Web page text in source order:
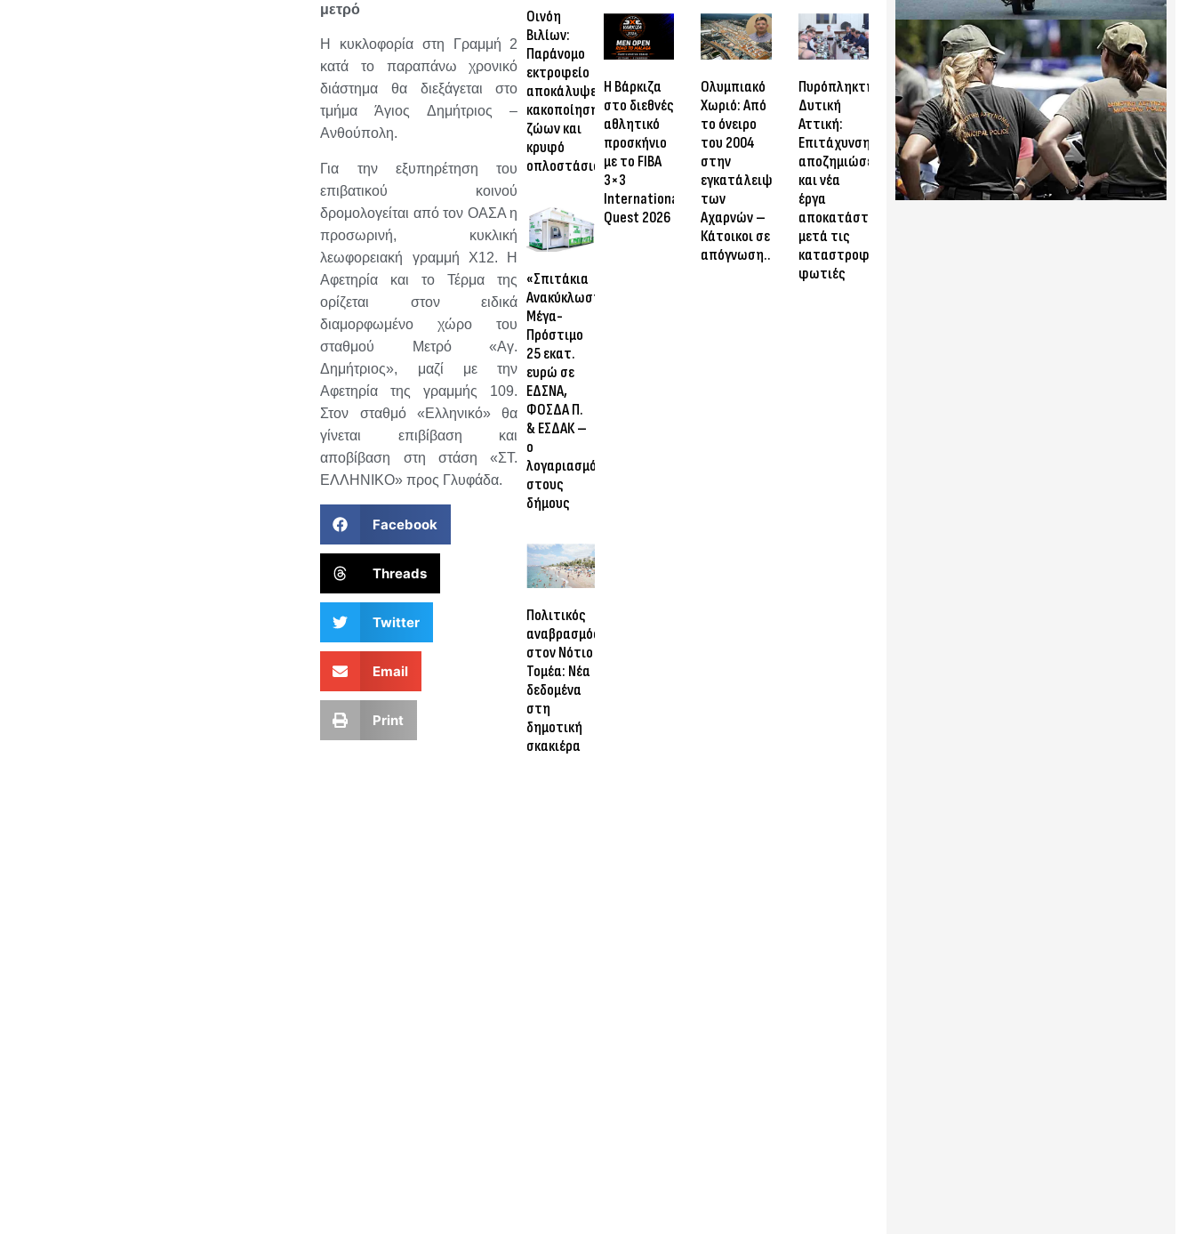
μετρό
Η κυκλοφορία στη Γραμμή 2
κατά το παραπάνω χρονικό
διάστημα θα διεξάγεται στο
τμήμα Άγιος Δημήτριος –
Ανθούπολη.
Για την εξυπηρέτηση του
επιβατικού κοινού
δρομολογείται από τον ΟΑΣΑ η
προσωρινή, κυκλική
λεωφορειακή γραμμή Χ12. Η
Αφετηρία και το Τέρμα της
ορίζεται στον ειδικά
διαμορφωμένο χώρο του
σταθμού Μετρό «Αγ.
Δημήτριος», μαζί με την
Αφετηρία της γραμμής 109.
Στον σταθμό «Ελληνικό» θα
γίνεται επιβίβαση και
αποβίβαση στη στάση «ΣΤ.
ΕΛΛΗΝΙΚΟ» προς Γλυφάδα.
Facebook
Threads
Twitter
Email
Print
Οινόη
Βιλίων:
Παράνομο
εκτροφείο
αποκάλυψε
κακοποίηση
ζώων και
κρυφό
οπλοστάσιο
«Σπιτάκια
Ανακύκλωσης»:
Μέγα-
Πρόστιμο
25 εκατ.
ευρώ σε
ΕΔΣΝΑ,
ΦΟΣΔΑ Π.
& ΕΣΔΑΚ –
ο
λογαριασμός
στους
δήμους
Πολιτικός
αναβρασμός
στον Νότιο
Τομέα: Νέα
δεδομένα
στη
δημοτική
σκακιέρα
Η Βάρκιζα
στο διεθνές
αθλητικό
προσκήνιο
με το FIBA
3×3
International
Quest 2026
Ολυμπιακό
Χωριό: Από
το όνειρο
του 2004
στην
εγκατάλειψη
των
Αχαρνών –
Κάτοικοι σε
απόγνωση…
Πυρόπληκτη
Δυτική
Αττική:
Επιτάχυνση
αποζημιώσεων
και νέα
έργα
αποκατάστασης
μετά τις
καταστροφικές
φωτιές